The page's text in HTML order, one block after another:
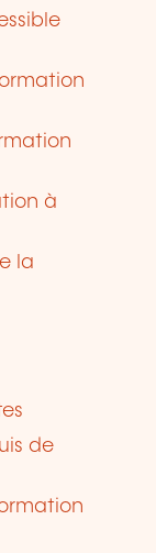
à
la
de